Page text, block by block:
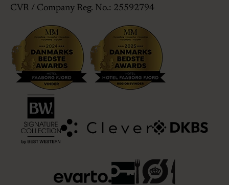
CVR / Company Reg. No.: 25592794